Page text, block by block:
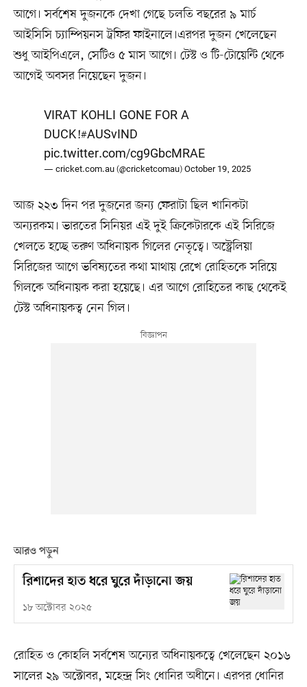
আগে। সর্বশেষ দুজনকে দেখা গেছে চলতি বছরের ৯ মার্চ
আইসিসি চ্যাম্পিয়নস ট্রফির ফাইনালে।এরপর দুজন খেলেছেন
শুধু আইপিএলে, সেটিও ৫ মাস আগে। টেস্ট ও টি-টোয়েন্টি থেকে
আগেই অবসর নিয়েছেন দুজন।
VIRAT KOHLI GONE FOR A
DUCK!#AUSvIND
pic.twitter.com/cg9GbcMRAE
— cricket.com.au (@cricketcomau)October 19, 2025
আজ ২২৩ দিন পর দুজনের জন্য ফেরাটা ছিল খানিকটা
অন্যরকম। ভারতের সিনিয়র এই দুই ক্রিকেটারকে এই সিরিজে
খেলতে হচ্ছে তরুণ অধিনায়ক গিলের নেতৃত্বে। অস্ট্রেলিয়া
সিরিজের আগে ভবিষ্যতের কথা মাথায় রেখে রোহিতকে সরিয়ে
গিলকে অধিনায়ক করা হয়েছে। এর আগে রোহিতের কাছ থেকেই
টেস্ট অধিনায়কত্ব নেন গিল।
আরও পড়ুন
রিশাদের হাত ধরে ঘুরে দাঁড়ানো জয়
১৮ অক্টোবর ২০২৫
রোহিত ও কোহলি সর্বশেষ অন্যের অধিনায়কত্বে খেলেছেন ২০১৬
সালের ২৯ অক্টোবর, মহেন্দ্র সিং ধোনির অধীনে। এরপর ধোনির